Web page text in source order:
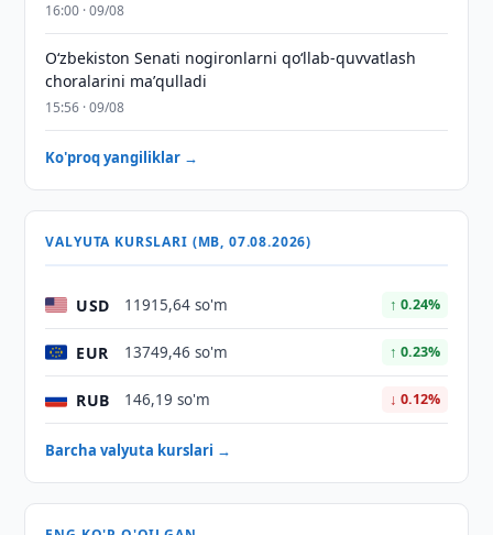
16:00 · 09/08
Oʻzbekiston Senati nogironlarni qoʻllab-quvvatlash
choralarini maʼqulladi
15:56 · 09/08
Ko'proq yangiliklar →
VALYUTA KURSLARI (MB, 07.08.2026)
USD 11915,64 so'm ↑ 0.24%
EUR 13749,46 so'm ↑ 0.23%
RUB 146,19 so'm ↓ 0.12%
Barcha valyuta kurslari →